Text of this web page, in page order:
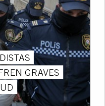
GRAVES